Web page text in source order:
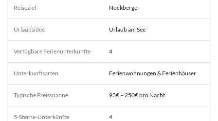
Reiseziel Nockberge
Urlaubsidee Urlaub am See
Verfügbare Ferienunterkünfte 4
Unterkunftsarten Ferienwohnungen & Ferienhäuser
Typische Preisspanne 93€ – 250€ pro Nacht
5-Sterne-Unterkünfte 4